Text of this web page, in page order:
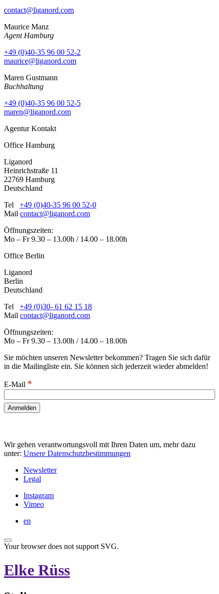
contact@liganord.com
Maurice Manz
Agent Hamburg
+49 (0)40-35 96 00 52-2
maurice@liganord.com
Maren Gustmann
Buchhaltung
+49 (0)40-35 96 00 52-5
maren@liganord.com
Agentur Kontakt
Office Hamburg
Liganord
Heinrichstraße 11
22769 Hamburg
Deutschland
Tel +49 (0)40-35 96 00 52-0
Mail contact@liganord.com
Öffnungszeiten:
Mo – Fr 9.30 – 13.00h / 14.00 – 18.00h
Office Berlin
Liganord
Berlin
Deutschland
Tel +49 (0)30- 61 62 15 18
Mail contact@liganord.com
Öffnungszeiten:
Mo – Fr 9.30 – 13.00h / 14.00 – 18.00h
Sie möchten unseren Newsletter bekommen? Tragen Sie sich dafür
in die Mailingliste ein. Sie können sich jederzeit wieder abmelden!
E-Mail *
Wir gehen verantwortungsvoll mit Ihren Daten um, mehr dazu
unter: Unsere Datenschutzbestimmungen
Newsletter
Legal
Instagram
Vimeo
en
Your browser does not support SVG.
Elke Rüss